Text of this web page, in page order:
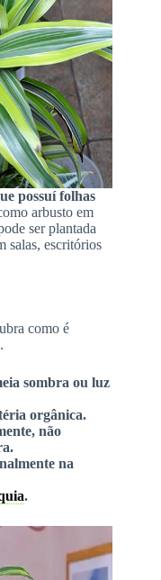
possuí folhas
arbusto em
ser plantada
salas, escritórios
como é
sombra ou luz
orgânica.
não
na
.